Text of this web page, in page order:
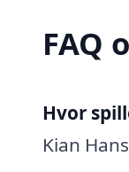
FAQ
Hvor
Kian